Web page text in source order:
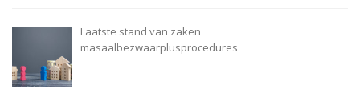
Laatste stand van zaken
masaalbezwaarplusprocedures